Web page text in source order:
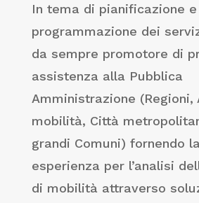
In tema di pianificazione e
programmazione dei
da sempre promotore di
assistenza alla Pubblica
Amministrazione (Regioni,
mobilità, Città
grandi Comuni) fornendo
esperienza per l’analisi
di mobilità attraverso